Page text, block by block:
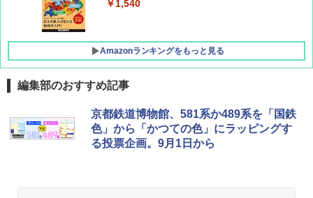
￥1,540
Amazonランキングをもっと見る
[キャンパーズコレクション 山善] ポップアッ
プテント 傘みたいに広げて畳める パッとサ
ッとサンシェード キューブ フルクローズ メ
ッシュ 簡単設置 ワンタッチテント キャンプ
GRANDOOR ステンレス保冷剤 2個セット 2
026リニューアル 急速冷凍 空間倍増 衛生的
コンパクト 保冷力長持ち
編集部のおすすめ記事
京都鉄道博物館、581系か489系を「国鉄
色」から「かつての色」にラッピングす
る投票企画。9月1日から